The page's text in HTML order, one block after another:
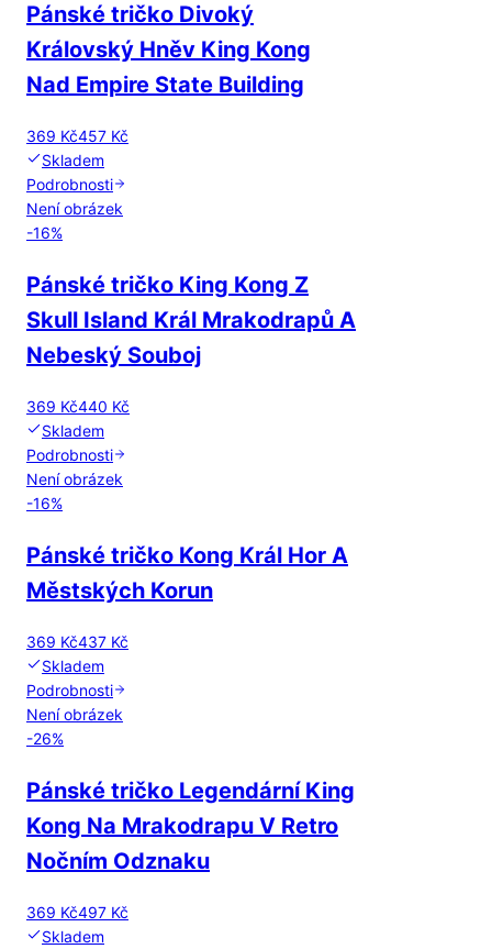
Pánské tričko Divoký
Královský Hněv King Kong
Nad Empire State Building
369 Kč457 Kč
Skladem
Podrobnosti
Není obrázek
-16%
Pánské tričko King Kong Z
Skull Island Král Mrakodrapů A
Nebeský Souboj
369 Kč440 Kč
Skladem
Podrobnosti
Není obrázek
-16%
Pánské tričko Kong Král Hor A
Městských Korun
369 Kč437 Kč
Skladem
Podrobnosti
Není obrázek
-26%
Pánské tričko Legendární King
Kong Na Mrakodrapu V Retro
Nočním Odznaku
369 Kč497 Kč
Skladem